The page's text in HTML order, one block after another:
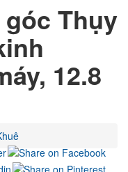
Thụy
12.8